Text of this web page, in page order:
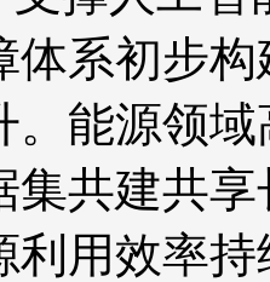
体系初步
。能源领
集共建共
利用效率